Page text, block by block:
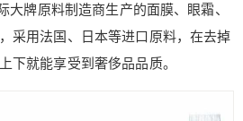
大牌原料制造商生产的面膜、眼霜、
采用法国、日本等进口原料，在去掉
下就能享受到奢侈品品质。